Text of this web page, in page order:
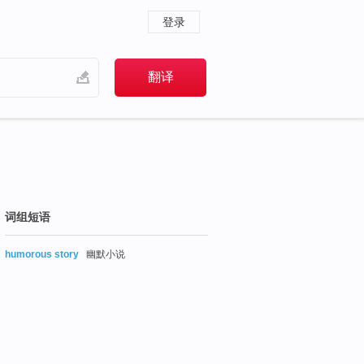
登录
词组短语
humorous story 幽默小说